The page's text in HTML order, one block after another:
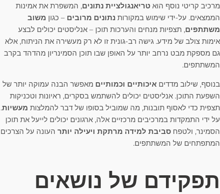
מרכיב קריטי נוסף הוא טריאנגולציית נתונים, המשפרת את אמינות
הממצאים. על-ידי שימוש במקורות נתונים מרובים – כגון משוב
משתתפים, תצפיות מנחים והערכות תוכן – אנליסטים יכולים לבצע
אימות צולב של מידע. גישה רב-גונית זו לא רק מעשירה את הניתוח, אלא
גם מספקת מבט נרחב יותר על האופן שבו תוכן הסמינריון מהדהד בקרב
המשתתפים.
בנוסף, שילוב מדדים איכותיים וכמותיים מאפשר הבנה עמוקה יותר של
השפעת התוכן. אנליסטים יכולים להשתמש בסקרים, ראיונות וטכניקות
תצפית כדי לאסוף תובנות, מה שמוביל בסופו של דבר להמלצות מעשיות.
על ידי התמקדות במרכיבים מרכזיים אלה, ארגונים יכולים לייעל את תוכן
הסמינר, ולטפח סביבת למידה מרתקת ויעילה יותר העונה על הצרכים
המתפתחים של המשתתפים.
תפקידם של נושאים